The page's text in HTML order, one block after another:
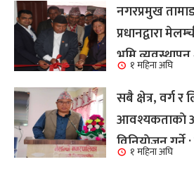
नगरप्रमुख
प्रधानद्वारा
भूमि
कार्य सम्पन्न
१ महिना अघि
सबै क्षेत्र, वर्ग र
आवश्यकताकाे
विनियाेजन
तामाङ
१ महिना अघि